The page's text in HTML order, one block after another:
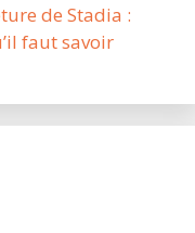
de Stadia :
faut savoir